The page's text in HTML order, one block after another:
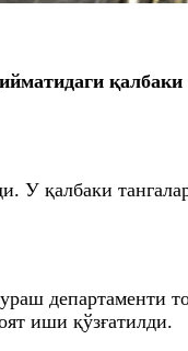
қалбаки
У қалбаки
департаменти
иши қўзғатилди.